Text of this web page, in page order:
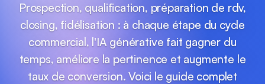
Prospection, qualification, préparation de rdv,
closing, fidélisation : à chaque étape du cycle
commercial, l'IA générative fait gagner du
temps, améliore la pertinence et augmente le
taux de conversion. Voici le guide complet